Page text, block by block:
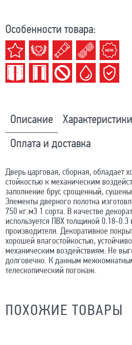
Особенности товара:
Описание Характеристики
Оплата и доставка
Дверь царговая, сборная, обладает
стойкостью к механическим
заполнение брус срощенный,
Элементы дверного полотна
750 кг.м3 1 сорта. В качестве
используется ПВХ толщиной 0.18-0.3
производителя. Декоративное
хорошей влагостойкостью,
механическим воздействиям. Не
долговечно. К данным
телескопический погонаж.
ПОХОЖИЕ ТОВАРЫ